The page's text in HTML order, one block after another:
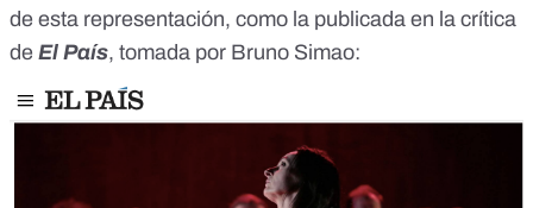
de esta representación, como la publicada en la crítica
de El País, tomada por Bruno Simao: